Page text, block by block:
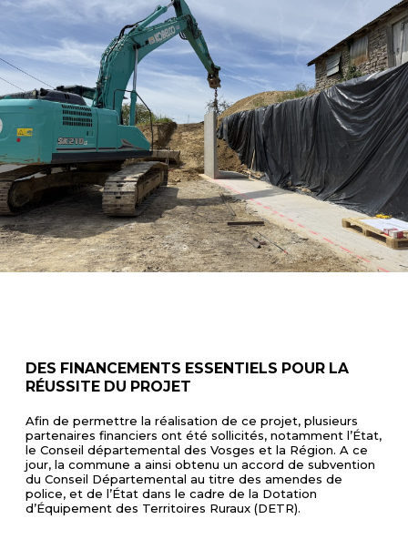
DES FINANCEMENTS ESSENTIELS POUR LA
RÉUSSITE DU PROJET
Afin de permettre la réalisation de ce projet, plusieurs
partenaires financiers ont été sollicités, notamment l’État,
le Conseil départemental des Vosges et la Région. A ce
jour, la commune a ainsi obtenu un accord de subvention
du Conseil Départemental au titre des amendes de
police, et de l’État dans le cadre de la Dotation
d’Équipement des Territoires Ruraux (DETR).